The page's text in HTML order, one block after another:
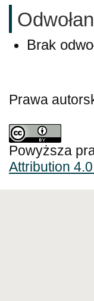
Brak
Prawa
Powyższa
Attribution